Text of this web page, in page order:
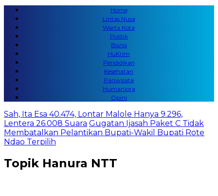
Home
Lintas Nusa
Warta Kota
Politik
Bisnis
HuKrim
Pendidikan
Kesehatan
Pariwisata
Humaniora
Opini
Sah, Ita Esa 40.474, Lontar Malole Hanya 9.296,
Lentera 26.008 Suara Gugatan Ijasah Paket C Tidak
Membatalkan Pelantikan Bupati-Wakil Bupati Rote
Ndao Terpilih
Topik Hanura NTT